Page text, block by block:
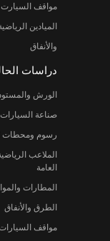
مواقف السيارت
الميادين
والأنفاق
دراسات
الورش
صناعة السيارات
رسوم ومحطات
الملاعب
العامة
المطارات
الطرق والأنفاق
مواقف